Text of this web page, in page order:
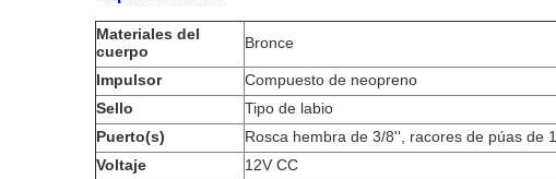
Materiales del
cuerpo
Bronce
Impulsor
Compuesto de neopreno
Sello
Tipo de labio
Puerto(s)
Rosca hembra de 3/8'', racores de púas de
Voltaje
12V CC